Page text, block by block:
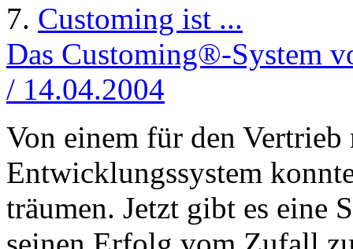
7. Customing ist ...
Das Customing®-System
/ 14.04.2004
Von einem für den Vertrieb
Entwicklungssystem
träumen. Jetzt gibt es eine